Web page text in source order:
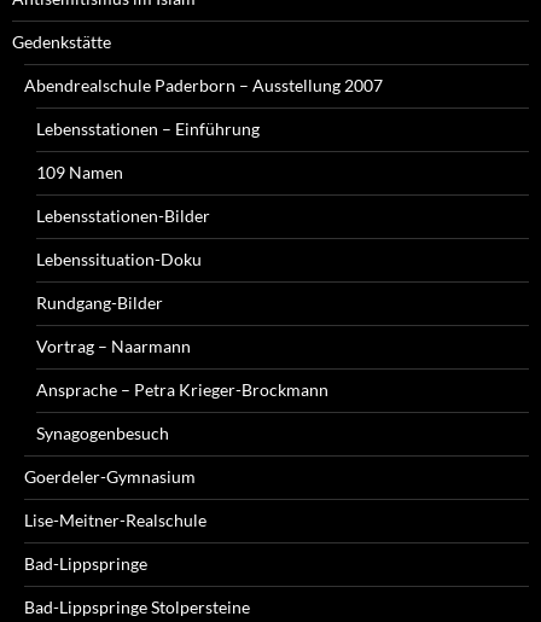
Gedenkstätte
Abendrealschule Paderborn – Ausstellung 2007
Lebensstationen – Einführung
109 Namen
Lebensstationen-Bilder
Lebenssituation-Doku
Rundgang-Bilder
Vortrag – Naarmann
Ansprache – Petra Krieger-Brockmann
Synagogenbesuch
Goerdeler-Gymnasium
Lise-Meitner-Realschule
Bad-Lippspringe
Bad-Lippspringe Stolpersteine